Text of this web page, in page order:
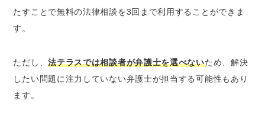
たすことで無料の法律相談を3回まで利用することができま
す。
ただし、法テラスでは相談者が弁護士を選べないため、解決
したい問題に注力していない弁護士が担当する可能性もあり
ます。